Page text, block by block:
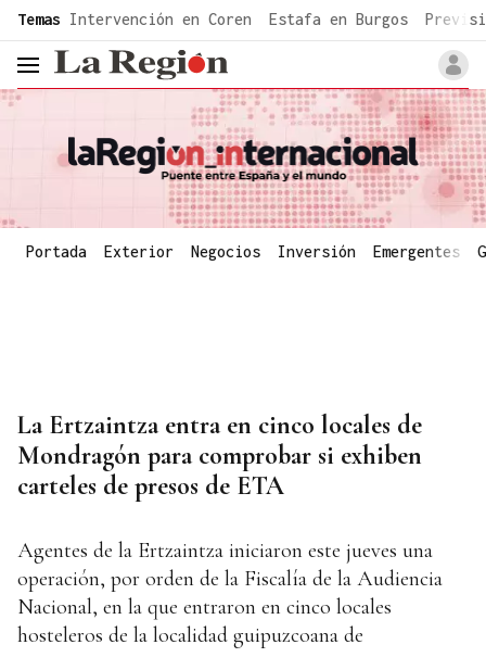
common.go-to-content
Temas Intervención en Coren Estafa en Burgos
header.menu.open
Portada Exterior Negocios Inversión Emergentes
La Ertzaintza entra en cinco locales de
Mondragón para comprobar si exhiben
carteles de presos de ETA
Agentes de la Ertzaintza iniciaron este jueves una
operación, por orden de la Fiscalía de la Audiencia
Nacional, en la que entraron en cinco locales
hosteleros de la localidad guipuzcoana de